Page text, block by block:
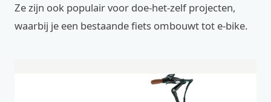
Ze zijn ook populair voor doe-het-zelf projecten,
waarbij je een bestaande fiets ombouwt tot e-bike.